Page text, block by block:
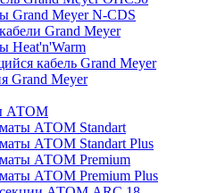
Grand Meyer N-CDS
Grand Meyer
Heat'n'Warm
кабель Grand Meyer
Grand Meyer
АТОМ
маты АТОМ Standart
АТОМ Standart Plus
маты АТОМ Premium
маты АТОМ Premium Plus